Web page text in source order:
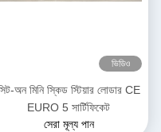
ভিডিও
অন মিনি স্কিড স্টিয়ার লোডার CE
EURO 5 সার্টিফিকেট
সেরা মূল্য পান